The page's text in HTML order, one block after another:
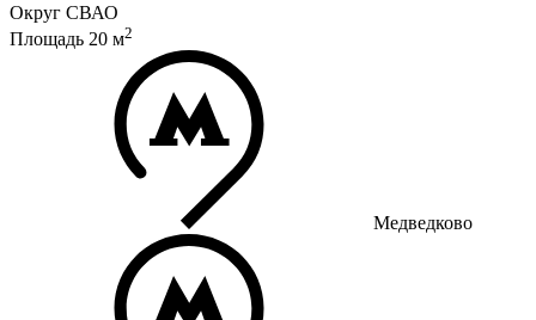
Округ СВАО
Площадь 20 м2
Медведково